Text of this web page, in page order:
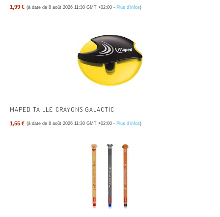
1,99 € (à date de 8 août 2026 11:30 GMT +02:00 - Plus d’infos)
MAPED TAILLE-CRAYONS GALACTIC
1,55 € (à date de 8 août 2026 11:30 GMT +02:00 - Plus d’infos)